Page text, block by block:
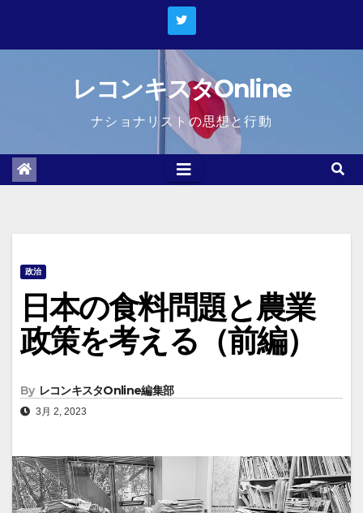
レコンキスタOnline
ナショナリストの思想と行動
政治
日本の食料問題と農業
政策を考える（前編）
By レコンキスタOnline編集部
3月 2, 2023